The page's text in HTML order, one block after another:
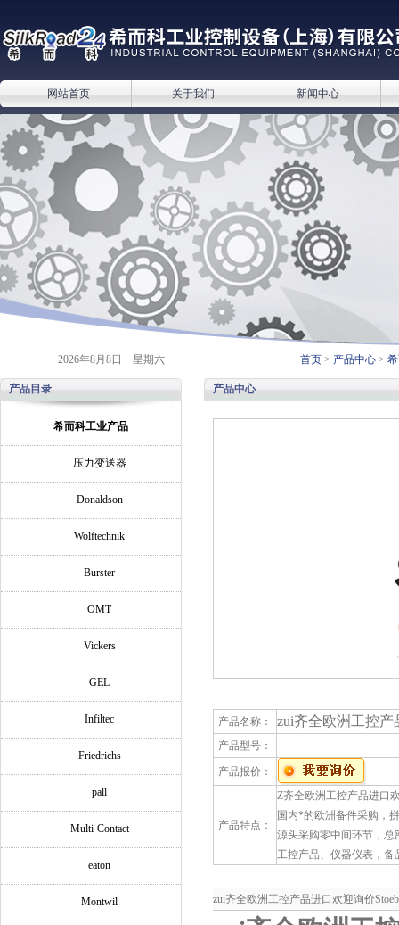
网站首页 关于我们 新闻中心
2026年8月8日 星期六 首页 > 产品中心 >
产品目录
希而科工业产品
压力变送器
Donaldson
Wolftechnik
Burster
OMT
Vickers
GEL
Infiltec
Friedrichs
pall
Multi-Contact
eaton
Montwil
产品中心
产品名称： zui齐全欧洲工控产
产品型号：
产品报价：
产品特点：
Z齐全欧洲工控产品进口
国内*的欧洲备件采购，
源头采购零中间环节，
工控产品、仪器仪表，
zui齐全欧洲工控产品进口欢迎询价